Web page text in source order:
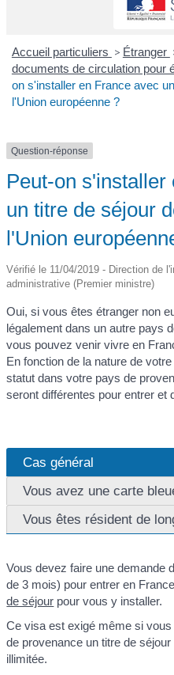
Accueil particuliers > Étranger
documents de circulation pour
on s'installer en France avec
l'Union européenne ?
Question-réponse
Peut-on
un titre de séjour
l'Union
Vérifié le 11/04/2019 - Direction de
administrative (Premier ministre)
Oui, si vous êtes étranger non
légalement dans un autre pays
vous pouvez venir vivre en
En fonction de la nature de
statut dans votre pays de
seront différentes pour entrer et
Cas général
Vous avez une carte
Vous êtes résident de
Vous devez faire une demande
de 3 mois) pour entrer en
de séjour pour vous y installer.
Ce visa est exigé même si
de provenance un titre de
illimitée.